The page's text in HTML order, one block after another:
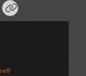
Verknüpfung